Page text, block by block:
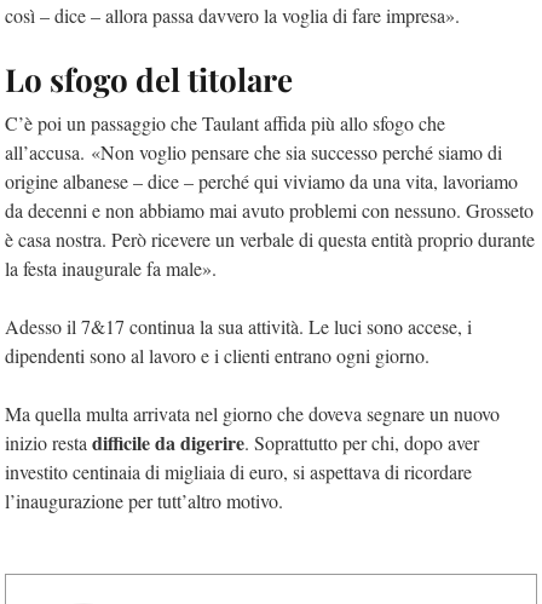
così – dice – allora passa davvero la voglia di fare impresa».
Lo sfogo del titolare
C’è poi un passaggio che Taulant affida più allo sfogo che
all’accusa. «Non voglio pensare che sia successo perché siamo di
origine albanese – dice – perché qui viviamo da una vita, lavoriamo
da decenni e non abbiamo mai avuto problemi con nessuno. Grosseto
è casa nostra. Però ricevere un verbale di questa entità proprio durante
la festa inaugurale fa male».
Adesso il 7&17 continua la sua attività. Le luci sono accese, i
dipendenti sono al lavoro e i clienti entrano ogni giorno.
Ma quella multa arrivata nel giorno che doveva segnare un nuovo
inizio resta difficile da digerire. Soprattutto per chi, dopo aver
investito centinaia di migliaia di euro, si aspettava di ricordare
l’inaugurazione per tutt’altro motivo.